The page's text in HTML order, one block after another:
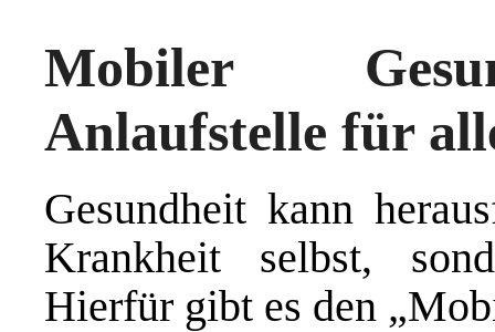
Mobiler
Anlaufstelle für
Gesundheit kann
Krankheit selbst,
Hierfür gibt es den